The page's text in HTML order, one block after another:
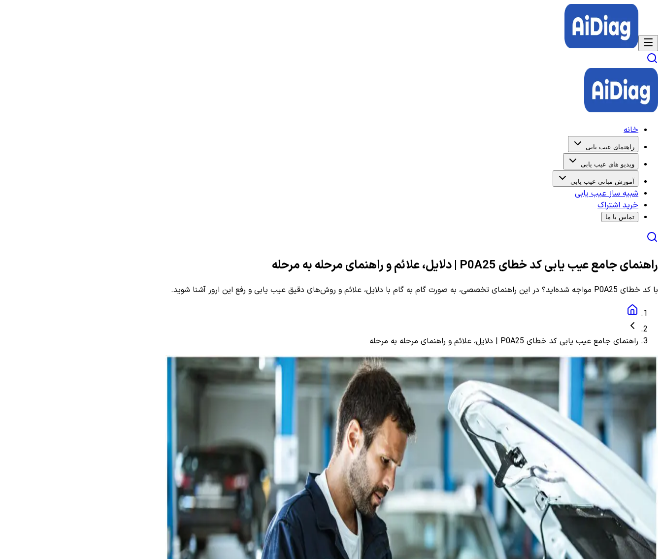
خانه
راهنمای عیب یابی
ویدیو های عیب یابی
آموزش مبانی عیب یابی
شبیه ساز عیب یابی
خرید اشتراک
تماس با ما
راهنمای جامع عیب یابی کد خطای P0A25 | دلایل، علائم و راهنمای مرحله به مرحله
با کد خطای P0A25 مواجه شده‌اید؟ در این راهنمای تخصصی، به صورت گام به گام با دلایل، علائم و روش‌های دقیق عیب یابی و رفع این ارور آشنا شوید.
راهنمای جامع عیب یابی کد خطای P0A25 | دلایل، علائم و راهنمای مرحله به مرحله